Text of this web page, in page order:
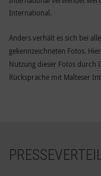
International.
Anders verhält es sich bei
gekennzeichneten Fotos.
Nutzung dieser Fotos durch
Rücksprache mit Malteser